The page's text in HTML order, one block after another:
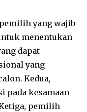
yang wajib
menentukan
dapat
yang
Kedua,
pada kesamaan
pemilih